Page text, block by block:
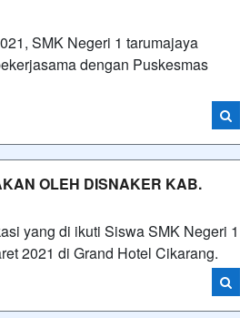
SMK Negeri 1 tarumajaya
dengan Puskesmas
OLEH DISNAKER KAB.
yang di ikuti Siswa SMK Negeri 1
2021 di Grand Hotel Cikarang.